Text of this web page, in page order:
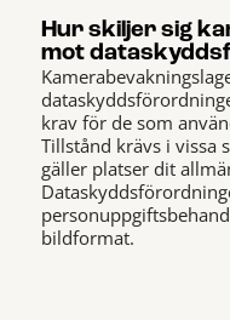
Hur skiljer sig
mot
krav för de som
Tillstånd krävs i vissa
gäller platser dit
bildformat.